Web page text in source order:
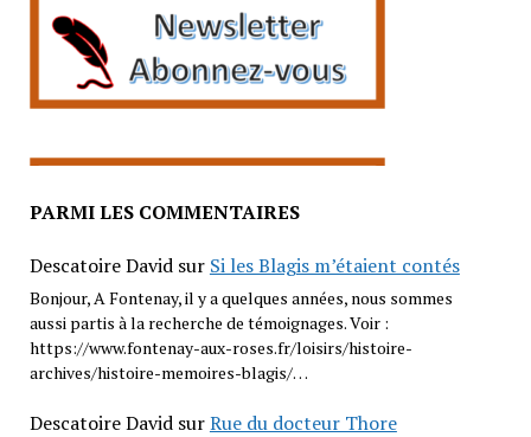
PARMI LES COMMENTAIRES
Descatoire Davidsur Si les Blagis m’étaient contés
Bonjour, A Fontenay, il y a quelques années, nous sommes
aussi partis à la recherche de témoignages. Voir :
https://www.fontenay-aux-roses.fr/loisirs/histoire-
archives/histoire-memoires-blagis/…
Descatoire DavidsurRue du docteur Thore